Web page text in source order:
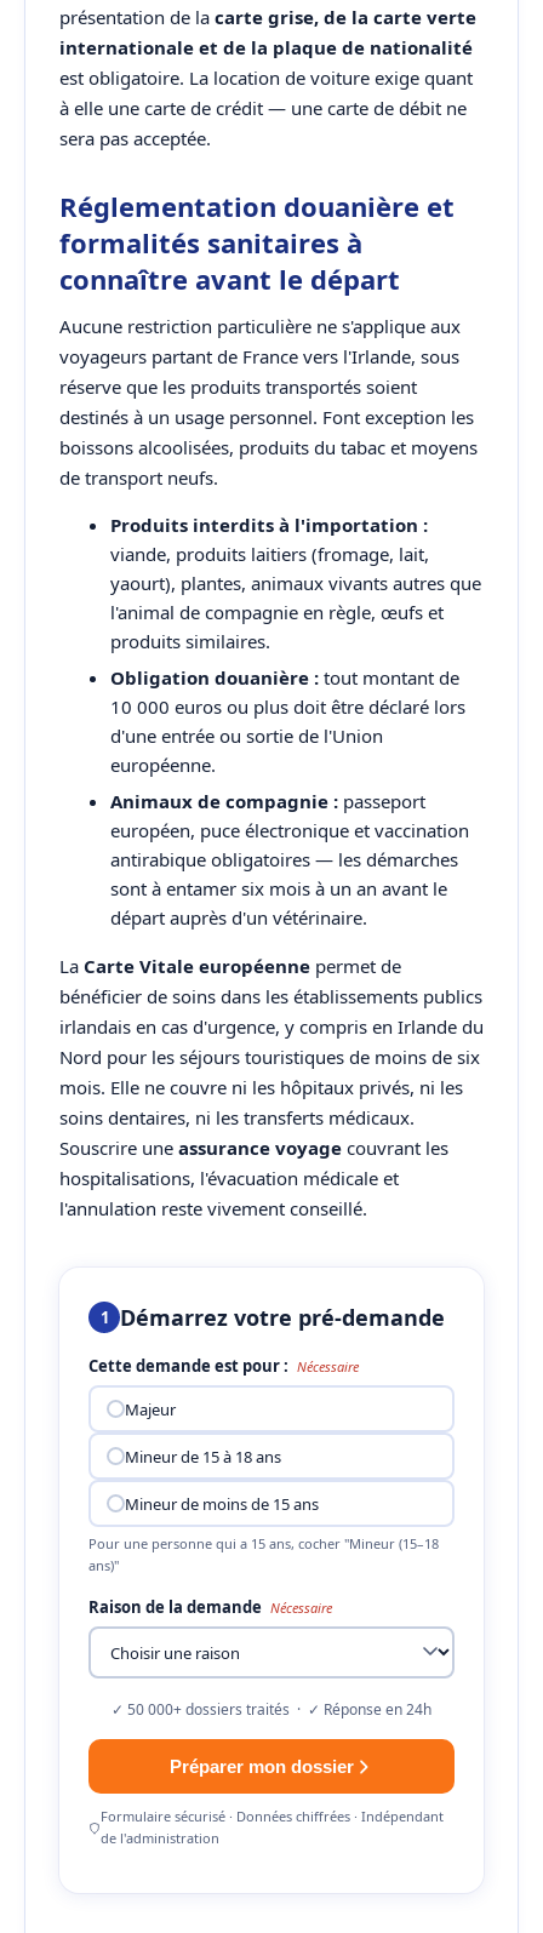
présentation de la carte grise, de la carte verte
internationale et de la plaque de nationalité
est obligatoire. La location de voiture exige quant
à elle une carte de crédit — une carte de débit ne
sera pas acceptée.
Réglementation douanière et
formalités sanitaires à
connaître avant le départ
Aucune restriction particulière ne s'applique aux
voyageurs partant de France vers l'Irlande, sous
réserve que les produits transportés soient
destinés à un usage personnel. Font exception les
boissons alcoolisées, produits du tabac et moyens
de transport neufs.
Produits interdits à l'importation :
viande, produits laitiers (fromage, lait,
yaourt), plantes, animaux vivants autres que
l'animal de compagnie en règle, œufs et
produits similaires.
Obligation douanière : tout montant de
10 000 euros ou plus doit être déclaré lors
d'une entrée ou sortie de l'Union
européenne.
Animaux de compagnie : passeport
européen, puce électronique et vaccination
antirabique obligatoires — les démarches
sont à entamer six mois à un an avant le
départ auprès d'un vétérinaire.
La Carte Vitale européenne permet de
bénéficier de soins dans les établissements publics
irlandais en cas d'urgence, y compris en Irlande du
Nord pour les séjours touristiques de moins de six
mois. Elle ne couvre ni les hôpitaux privés, ni les
soins dentaires, ni les transferts médicaux.
Souscrire une assurance voyage couvrant les
hospitalisations, l'évacuation médicale et
l'annulation reste vivement conseillé.
1 Démarrez votre pré-demande
Cette demande est pour : Nécessaire
Majeur
Mineur de 15 à 18 ans
Mineur de moins de 15 ans
Pour une personne qui a 15 ans, cocher "Mineur (15–18
ans)"
Raison de la demande Nécessaire
✓ 50 000+ dossiers traités · ✓ Réponse en 24h
Préparer mon dossier
Formulaire sécurisé · Données chiffrées · Indépendant
de l'administration